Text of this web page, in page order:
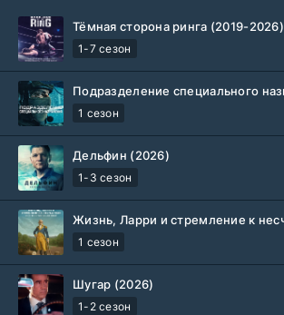
Тёмная сторона ринга (2019-2026)
1-7 сезон
1 сезон
Дельфин (2026)
1-3 сезон
1 сезон
Шугар (2026)
1-2 сезон